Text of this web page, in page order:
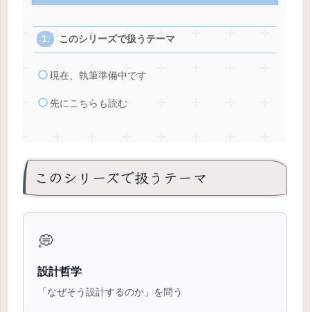
このシリーズで扱うテーマ
現在、執筆準備中です
先にこちらも読む
このシリーズで扱うテーマ
💭
設計哲学
「なぜそう設計するのか」を問う